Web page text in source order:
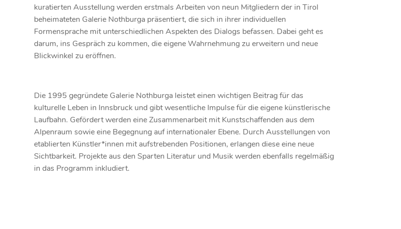
kuratierten Ausstellung werden erstmals Arbeiten von neun Mitgliedern der in Tirol
beheimateten Galerie Nothburga präsentiert, die sich in ihrer individuellen
Formensprache mit unterschiedlichen Aspekten des Dialogs befassen. Dabei geht es
darum, ins Gespräch zu kommen, die eigene Wahrnehmung zu erweitern und neue
Blickwinkel zu eröffnen.
Die 1995 gegründete Galerie Nothburga leistet einen wichtigen Beitrag für das
kulturelle Leben in Innsbruck und gibt wesentliche Impulse für die eigene künstlerische
Laufbahn. Gefördert werden eine Zusammenarbeit mit Kunstschaffenden aus dem
Alpenraum sowie eine Begegnung auf internationaler Ebene. Durch Ausstellungen von
etablierten Künstler*innen mit aufstrebenden Positionen, erlangen diese eine neue
Sichtbarkeit. Projekte aus den Sparten Literatur und Musik werden ebenfalls regelmäßig
in das Programm inkludiert.